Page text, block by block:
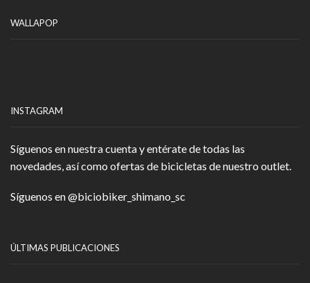
WALLAPOP
INSTAGRAM
Síguenos en nuestra cuenta y entérate de todas las
novedades, así como ofertas de bicicletas de nuestro outlet.
Síguenos en@biciobiker_shimano_sc
ÚLTIMAS PUBLICACIONES